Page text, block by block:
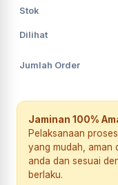
Stok
Dilihat
Jumlah Order
Jaminan 100%
Pelaksanaan
yang mudah, aman
anda dan sesuai
berlaku.